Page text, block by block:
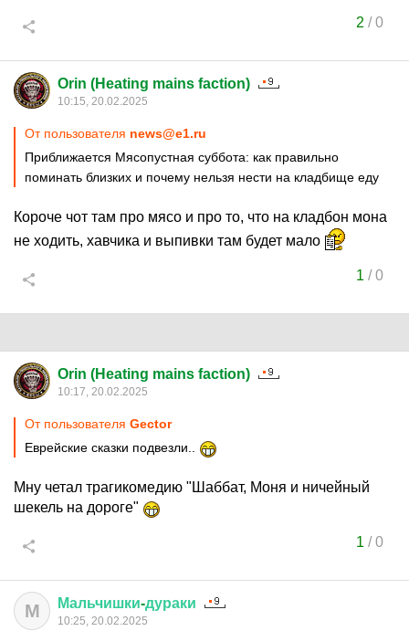
2 /0
Orin (Heating mains faction)
10:15, 20.02.2025
От пользователя news@e1.ru
Приближается Мясопустная суббота: как правильно
поминать близких и почему нельзя нести на кладбище еду
Короче чот там про мясо и про то, что на кладбон мона
не ходить, хавчика и выпивки там будет мало
1 /0
Orin (Heating mains faction)
10:17, 20.02.2025
От пользователя Gector
Еврейские сказки подвезли..
Мну четал трагикомедию "Шаббат, Моня и ничейный
шекель на дороге"
1 /0
М Мальчишки-дураки
10:25, 20.02.2025